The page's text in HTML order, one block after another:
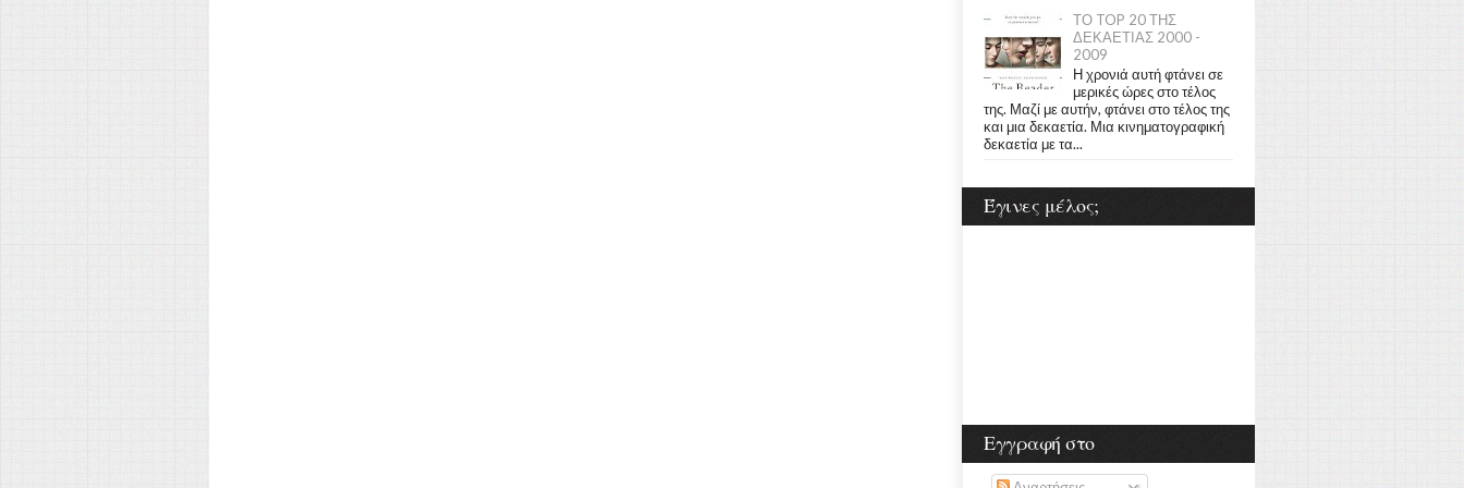
ΤΟ TOP 20 ΤΗΣ
ΔΕΚΑΕΤΙΑΣ 2000 -
2009
Η χρονιά αυτή φτάνει σε
μερικές ώρες στο τέλος
της. Μαζί με αυτήν, φτάνει στο τέλος της
και μια δεκαετία. Μια κινηματογραφική
δεκαετία με τα...
Έγινες μέλος;
Εγγραφή στο